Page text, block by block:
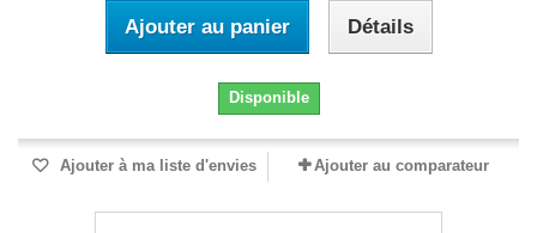
Ajouter au panier Détails
Disponible
Ajouter à ma liste d'envies Ajouter au comparateur